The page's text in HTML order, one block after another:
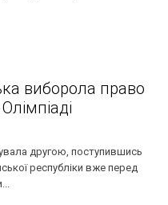
виборола право
другою, поступившись
республіки вже перед